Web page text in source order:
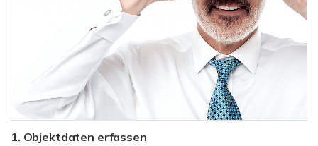
1. Objektdaten erfassen